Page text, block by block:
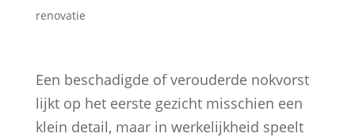
renovatie
Een beschadigde of verouderde nokvorst
lijkt op het eerste gezicht misschien een
klein detail, maar in werkelijkheid speelt